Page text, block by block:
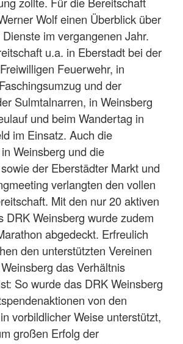
Wolf einen Überblick über
im vergangenen Jahr.
u.a. in Eberstadt bei der
Feuerwehr, in
und der
Sulmtalnarren, in Weinsberg
und beim Wandertag in
im Einsatz. Auch die
Weinsberg und die
der Eberstädter Markt und
verlangten den vollen
Mit den nur 20 aktiven
DRK Weinsberg wurde zudem
abgedeckt. Erfreulich
den unterstützten Vereinen
das Verhältnis
So wurde das DRK Weinsberg
von den
vorbildlicher Weise unterstützt,
großen Erfolg der